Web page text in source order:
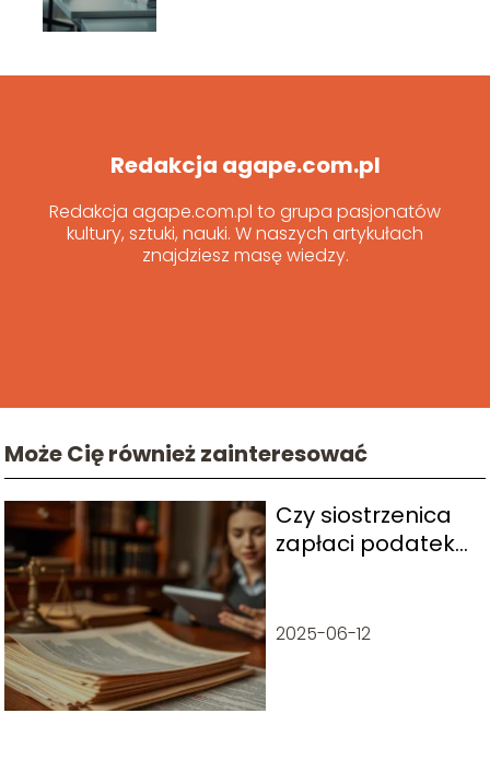
Redakcja agape.com.pl
Redakcja agape.com.pl to grupa pasjonatów
kultury, sztuki, nauki. W naszych artykułach
znajdziesz masę wiedzy.
Może Cię również zainteresować
Czy siostrzenica
zapłaci podatek
2025-06-12